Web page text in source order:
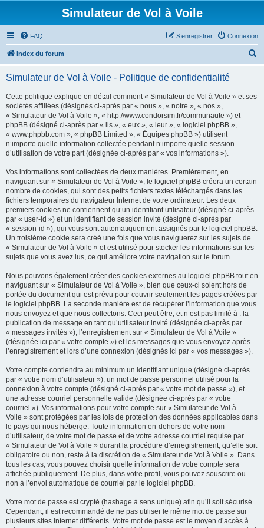
Simulateur de Vol à Voile
FAQ Connexion
S’enregistrer
Index du forum
Simulateur de Vol à Voile - Politique de confidentialité
Cette politique explique en détail comment « Simulateur de Vol à Voile » et ses
sociétés affiliées (désignés ci-après par « nous », « notre », « nos »,
« Simulateur de Vol à Voile », « http://www.condorsim.fr/communaute ») et
phpBB (désigné ci-après par « ils », « eux », « leur », « logiciel phpBB »,
« www.phpbb.com », « phpBB Limited », « Équipes phpBB ») utilisent
n’importe quelle information collectée pendant n’importe quelle session
d’utilisation de votre part (désignée ci-après par « vos informations »).
Vos informations sont collectées de deux manières. Premièrement, en
naviguant sur « Simulateur de Vol à Voile », le logiciel phpBB créera un certain
nombre de cookies, qui sont des petits fichiers textes téléchargés dans les
fichiers temporaires du navigateur Internet de votre ordinateur. Les deux
premiers cookies ne contiennent qu’un identifiant utilisateur (désigné ci-après
par « user-id ») et un identifiant de session invité (désigné ci-après par
« session-id »), qui vous sont automatiquement assignés par le logiciel phpBB.
Un troisième cookie sera créé une fois que vous naviguerez sur les sujets de
« Simulateur de Vol à Voile » et est utilisé pour stocker les informations sur les
sujets que vous avez lus, ce qui améliore votre navigation sur le forum.
Nous pouvons également créer des cookies externes au logiciel phpBB tout en
naviguant sur « Simulateur de Vol à Voile », bien que ceux-ci soient hors de
portée du document qui est prévu pour couvrir seulement les pages créées par
le logiciel phpBB. La seconde manière est de récupérer l’information que vous
nous envoyez et que nous collectons. Ceci peut être, et n’est pas limité à : la
publication de message en tant qu’utilisateur invité (désignée ci-après par
« messages invités »), l’enregistrement sur « Simulateur de Vol à Voile »
(désignée ici par « votre compte ») et les messages que vous envoyez après
l’enregistrement et lors d’une connexion (désignés ici par « vos messages »).
Votre compte contiendra au minimum un identifiant unique (désigné ci-après
par « votre nom d’utilisateur »), un mot de passe personnel utilisé pour la
connexion à votre compte (désigné ci-après par « votre mot de passe »), et
une adresse courriel personnelle valide (désignée ci-après par « votre
courriel »). Vos informations pour votre compte sur « Simulateur de Vol à
Voile » sont protégées par les lois de protection des données applicables dans
le pays qui nous héberge. Toute information en-dehors de votre nom
d’utilisateur, de votre mot de passe et de votre adresse courriel requise par
« Simulateur de Vol à Voile » durant la procédure d’enregistrement, qu’elle soit
obligatoire ou non, reste à la discrétion de « Simulateur de Vol à Voile ». Dans
tous les cas, vous pouvez choisir quelle information de votre compte sera
affichée publiquement. De plus, dans votre profil, vous pouvez souscrire ou
non à l’envoi automatique de courriel par le logiciel phpBB.
Votre mot de passe est crypté (hashage à sens unique) afin qu’il soit sécurisé.
Cependant, il est recommandé de ne pas utiliser le même mot de passe sur
plusieurs sites Internet différents. Votre mot de passe est le moyen d’accès à